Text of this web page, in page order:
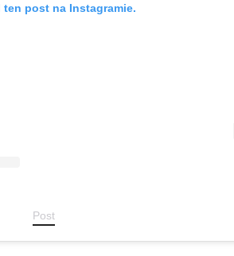
ten post na Instagramie.
Post